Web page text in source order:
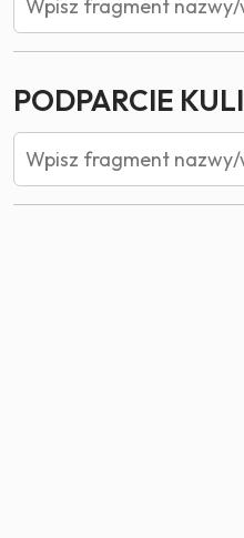
PODPARCIE KULI